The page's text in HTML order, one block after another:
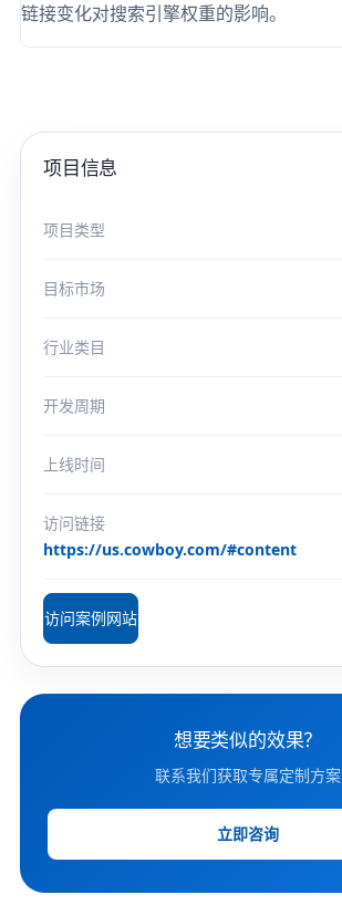
链接变化对搜索引擎权重的影响。
项目信息
项目类型
目标市场
行业类目
开发周期
上线时间
访问链接
https://us.cowboy.com/#content
访问案例网站
想要类似的效果？
联系我们获取专属定制方案
立即咨询